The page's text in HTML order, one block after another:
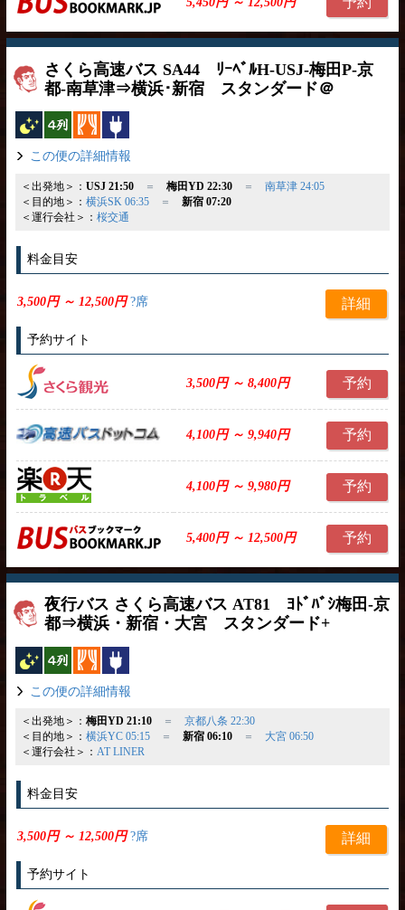
さくら高速バス SA44 ﾘｰﾍﾞﾙH-USJ-梅田P-京
都-南草津⇒横浜･新宿 スタンダード＠
夜行バス
横4列 カーテン
この便の詳細情報
＜出発地＞： USJ 21:50＝ 梅田YD 22:30＝ 南草津 24:05
＜目的地＞： 横浜SK 06:35＝ 新宿 07:20
＜運行会社＞： 桜交通
料金目安
3,500円 ～ 12,500円?席 詳細
予約サイト
3,500円 ～ 8,400円 予約
4,100円 ～ 9,940円 予約
4,100円 ～ 9,980円 予約
5,400円 ～ 12,500円 予約
夜行バス さくら高速バス AT81 ﾖﾄﾞﾊﾞｼ梅田-京
都⇒横浜・新宿・大宮 スタンダード+
夜行バス
横4列 カーテン
この便の詳細情報
＜出発地＞： 梅田YD 21:10＝ 京都八条 22:30
＜目的地＞： 横浜YC 05:15＝ 新宿 06:10＝
大宮 06:50
＜運行会社＞： AT LINER
料金目安
3,500円 ～ 12,500円?席 詳細
予約サイト